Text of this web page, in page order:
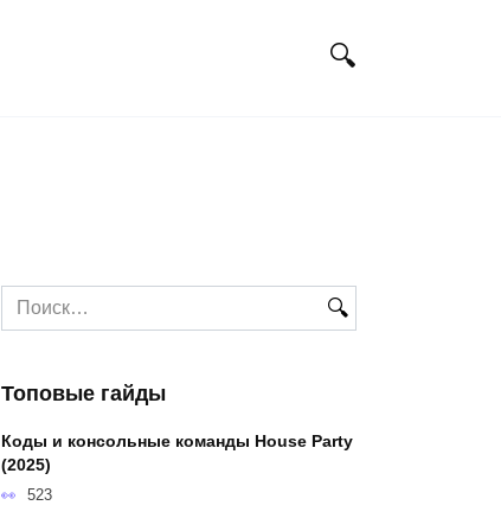
Search
for:
Топовые гайды
Коды и консольные команды House Party
(2025)
523